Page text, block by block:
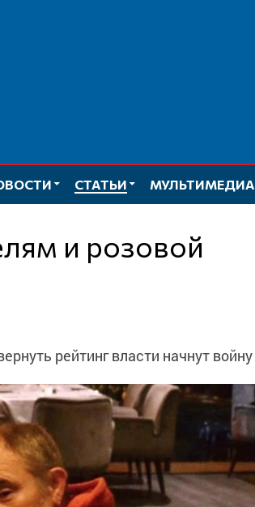
СТАТЬИ МУЛЬТИМЕДИА
рейтинг власти начнут войну